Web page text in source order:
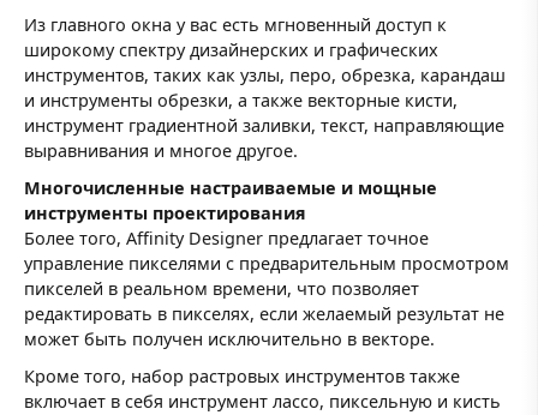
Из главного окна у вас есть мгновенный доступ к
широкому спектру дизайнерских и графических
инструментов, таких как узлы, перо, обрезка, карандаш
и инструменты обрезки, а также векторные кисти,
инструмент градиентной заливки, текст, направляющие
выравнивания и многое другое.
Многочисленные настраиваемые и мощные
инструменты проектирования
Более того, Affinity Designer предлагает точное
управление пикселями с предварительным просмотром
пикселей в реальном времени, что позволяет
редактировать в пикселях, если желаемый результат не
может быть получен исключительно в векторе.
Кроме того, набор растровых инструментов также
включает в себя инструмент лассо, пиксельную и кисть